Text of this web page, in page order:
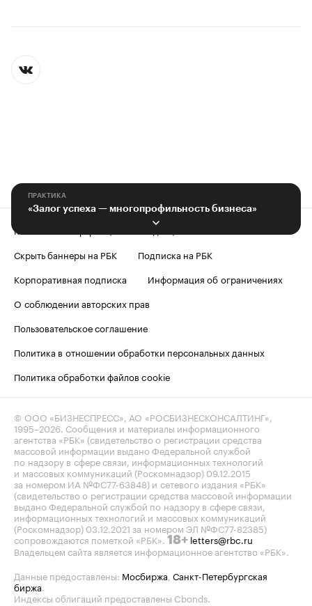
ПРАКТИКА
«Залог успеха — многопрофильность бизнеса»
Контактная информация
Редакция
Скрыть баннеры на РБК
Подписка на РБК
Корпоративная подписка
Информация об ограничениях
О соблюдении авторских прав
Пользовательское соглашение
Политика в отношении обработки персональных данных
Политика обработки файлов cookie
© ООО «БИЗНЕСПРЕСС», АО «РОСБИЗНЕСКОНСАЛТИНГ»,
1995–2026 . Сообщения и материалы информационного
агентства «РБК» (свидетельство о регистрации средства
массовой информации выдано Федеральной службой
по надзору в сфере связи, информационных технологий
и массовых коммуникаций (Роскомнадзор) 09.12.2015
за номером ИА №ФС77-63848) и сетевого издания «РБК»
(свидетельство о регистрации средства массовой информации
выдано Федеральной службой по надзору в сфере связи,
информационных технологий и массовых коммуникаций
(Роскомнадзор) 03.12.2021 за номером ЭЛ №ФС77-82385)
сопровождаются пометкой «РБК». 18+ letters@rbc.ru
Владельцем сайта является информационное агентство «РБК».
Данные предоставлены: Мосбиржа Санкт-Петербургская
биржа
Индексы облигаций предоставлены Cbonds.